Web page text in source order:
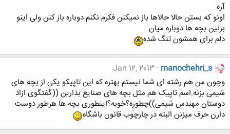
آره
اونو که بستن حالا حالاها باز نمیکنن فکرم نکنم دوباره باز کنن ولی اینو
بزنین بچه ها دوباره میان
دلم برای همشون تنگ شده
manochehri_s
Jan 12, 2013
وچون من هم رشته ای شما نیستم بهتره که این تاپیکو یکی از بچه های
شیمی بزنه.اسم تاپیک هم مثل بچه های صنایع بذارین ((گفتگوی ازاد
دوستان مهندس شیمی))چطوره؟خوبه؟اینطوری بچه ها هرطور دوست
دارن حرف میزنن البته در چارچوب قانون باشگاه